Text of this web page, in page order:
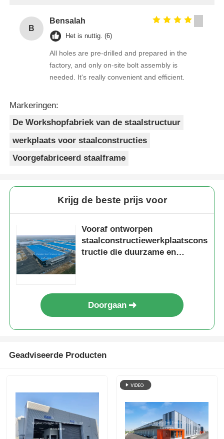
B
Bensalah
Het is nuttig. (6)
All holes are pre-drilled and prepared in the
factory, and only on-site bolt assembly is
needed. It's really convenient and efficient.
Markeringen:
De Workshopfabriek van de staalstructuur
werkplaats voor staalconstructies
Voorgefabriceerd staalframe
Krijg de beste prijs voor
Vooraf ontworpen
staalconstructiewerkplaatscons
tructie die duurzame en
Doorgaan
Geadviseerde Producten